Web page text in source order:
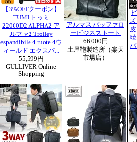
【3%OFFクーポン】
TUMI トゥミ
22060D2 ALPHA2 ア
ルファ2 Trolley
espandibile 4 ruote 4ウ
ィールド エクスパ...
55,599円
GULLIVER Online
Shopping
アルマス バッファロ
ービジネストート
66,000円
土屋鞄製造所（楽天
市場店）
ズ
バ